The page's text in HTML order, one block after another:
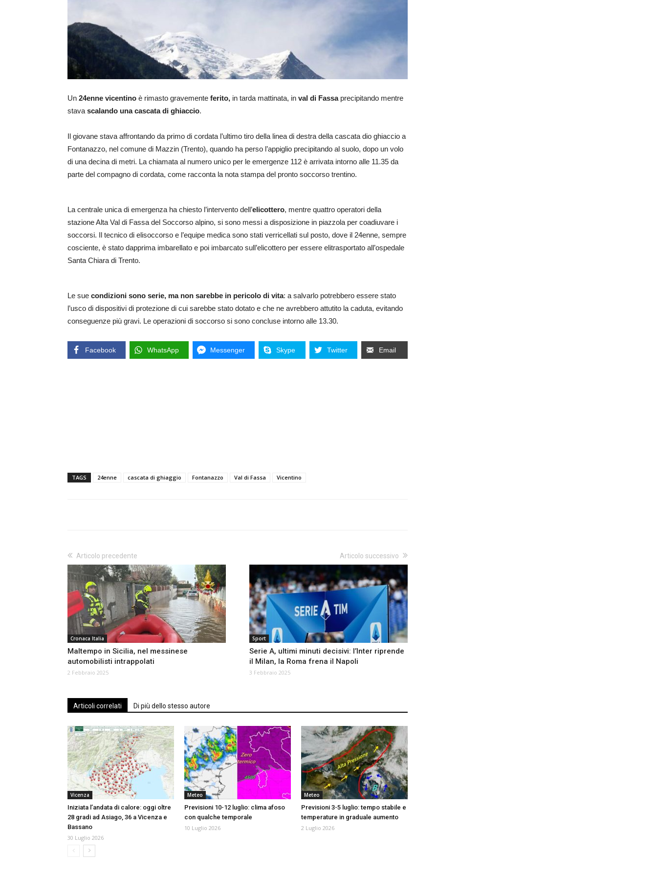
Un 24enne vicentino è rimasto gravemente ferito, in tarda mattinata, in val di Fassaprecipitando mentre
stava scalando una cascata di ghiaccio.
Il giovane stava affrontando da primo di cordata l’ultimo tiro della linea di destra della cascata dio ghiaccio a
Fontanazzo, nel comune di Mazzin (Trento), quando ha perso l’appiglio precipitando al suolo, dopo un volo
di una decina di metri. La chiamata al numero unico per le emergenze 112 è arrivata intorno alle 11.35 da
parte del compagno di cordata, come racconta la nota stampa del pronto soccorso trentino.
La centrale unica di emergenza ha chiesto l’intervento dell’elicottero, mentre quattro operatori della
stazione Alta Val di Fassa del Soccorso alpino, si sono messi a disposizione in piazzola per coadiuvare i
soccorsi. Il tecnico di elisoccorso e l’equipe medica sono stati verricellati sul posto, dove il 24enne, sempre
cosciente, è stato dapprima imbarellato e poi imbarcato sull’elicottero per essere elitrasportato all’ospedale
Santa Chiara di Trento.
Le sue condizioni sono serie, ma non sarebbe in pericolo di vita: a salvarlo potrebbero essere stato
l’usco di dispositivi di protezione di cui sarebbe stato dotato e che ne avrebbero attutito la caduta, evitando
conseguenze più gravi. Le operazioni di soccorso si sono concluse intorno alle 13.30.
Facebook WhatsApp Messenger Skype Twitter Email
TAGS 24enne cascata di ghiaggio Fontanazzo Val di Fassa Vicentino
Articolo precedente
Cronaca Italia
Maltempo in Sicilia, nel messinese
automobilisti intrappolati
2 Febbraio 2025
Articolo successivo
Sport
Serie A, ultimi minuti decisivi: l’Inter riprende
il Milan, la Roma frena il Napoli
3 Febbraio 2025
Articoli correlati Di più dello stesso autore
Vicenza
Iniziata l’andata di calore: oggi oltre
28 gradi ad Asiago, 36 a Vicenza e
Bassano
30 Luglio 2026
Meteo
Previsioni 10-12 luglio: clima afoso
con qualche temporale
10 Luglio 2026
Meteo
Previsioni 3-5 luglio: tempo stabile e
temperature in graduale aumento
2 Luglio 2026